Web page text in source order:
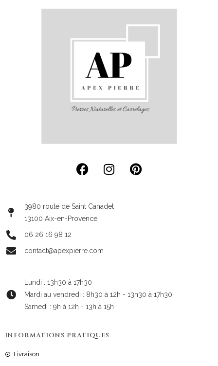
3980 route de Saint Canadet
13100 Aix-en-Provence
06 26 16 98 12
contact@apexpierre.com
Lundi : 13h30 à 17h30
Mardi au vendredi : 8h30 à 12h - 13h30 à 17h30
Samedi : 9h à 12h - 13h à 15h
INFORMATIONS PRATIQUES
Livraison